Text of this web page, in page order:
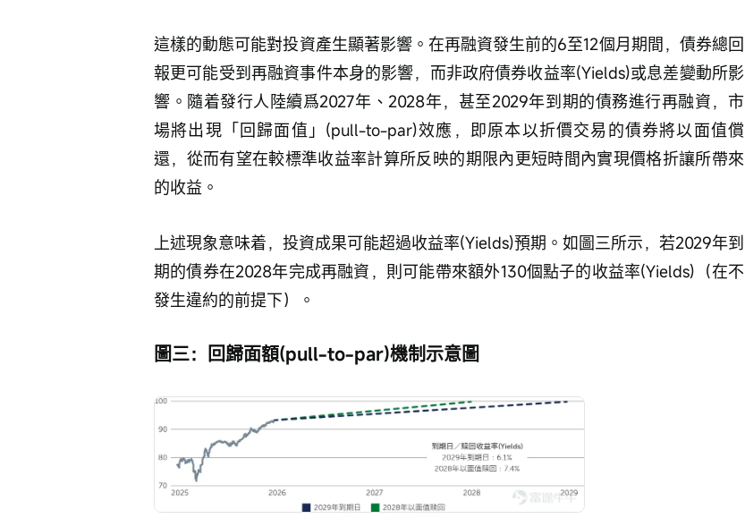
這樣的動態可能對投資產生顯著影響。在再融資發生前的6至12個月期間，債券總回
報更可能受到再融資事件本身的影響，而非政府債券收益率(Yields)或息差變動所影
響。隨着發行人陸續爲2027年、2028年，甚至2029年到期的債務進行再融資，市
場將出現「回歸面值」(pull-to-par)效應，即原本以折價交易的債券將以面值償
還，從而有望在較標準收益率計算所反映的期限內更短時間內實現價格折讓所帶來
的收益。
上述現象意味着，投資成果可能超過收益率(Yields)預期。如圖三所示，若2029年到
期的債券在2028年完成再融資，則可能帶來額外130個點子的收益率(Yields)（在不
發生違約的前提下）。
圖三：回歸面額(pull-to-par)機制示意圖